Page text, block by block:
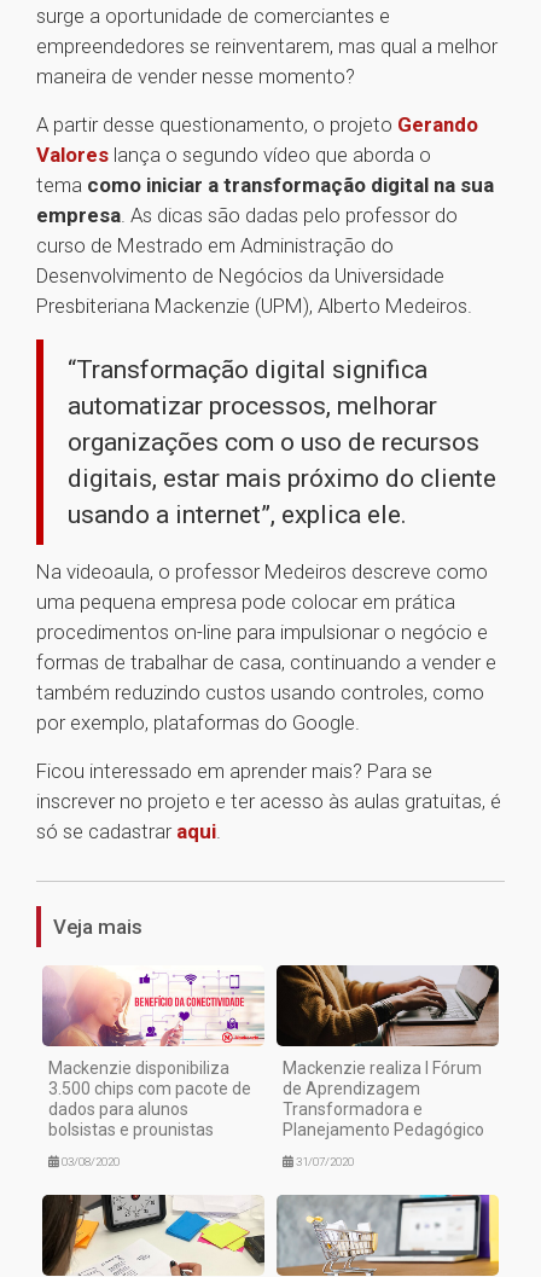
surge a oportunidade de comerciantes e
empreendedores se reinventarem, mas qual a melhor
maneira de vender nesse momento?
A partir desse questionamento, o projeto Gerando
Valores lança o segundo vídeo que aborda o
tema como iniciar a transformação digital na sua
empresa. As dicas são dadas pelo professor do
curso de Mestrado em Administração do
Desenvolvimento de Negócios da Universidade
Presbiteriana Mackenzie (UPM), Alberto Medeiros.
“Transformação digital significa
automatizar processos, melhorar
organizações com o uso de recursos
digitais, estar mais próximo do cliente
usando a internet”, explica ele.
Na videoaula, o professor Medeiros descreve como
uma pequena empresa pode colocar em prática
procedimentos on-line para impulsionar o negócio e
formas de trabalhar de casa, continuando a vender e
também reduzindo custos usando controles, como
por exemplo, plataformas do Google.
Ficou interessado em aprender mais? Para se
inscrever no projeto e ter acesso às aulas gratuitas, é
só se cadastrar aqui.
Veja mais
Mackenzie disponibiliza
3.500 chips com pacote de
dados para alunos
bolsistas e prounistas
03/08/2020
Mackenzie realiza I Fórum
de Aprendizagem
Transformadora e
Planejamento Pedagógico
31/07/2020